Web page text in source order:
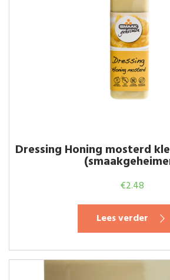
Dressing Honing mosterd
€2.48
Lees verder